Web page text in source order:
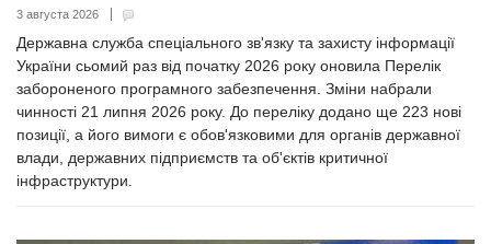
3 августа 2026
Державна служба спеціального зв'язку та захисту інформації
України сьомий раз від початку 2026 року оновила Перелік
забороненого програмного забезпечення. Зміни набрали
чинності 21 липня 2026 року. До переліку додано ще 223 нові
позиції, а його вимоги є обов'язковими для органів державної
влади, державних підприємств та об'єктів критичної
інфраструктури.